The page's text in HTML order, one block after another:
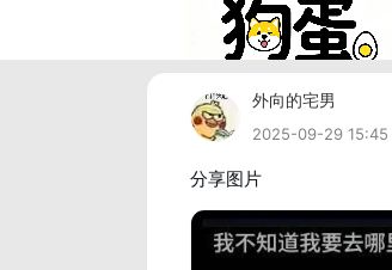
外向的宅男
2025-09-29 15:45
分享图片